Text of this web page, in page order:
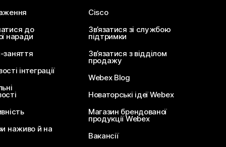
до
наради
заняття
інтеграції
наживо й на
Cisco
Зв’язатися зі службою
підтримки
Зв’язатися з відділом
продажу
Webex Blog
Новаторські ідеї Webex
Магазин брендованої
продукції Webex
Вакансії